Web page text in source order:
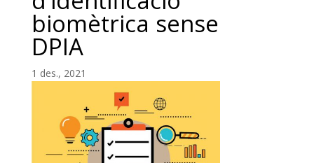
biomètrica sense
DPIA
1 des., 2021